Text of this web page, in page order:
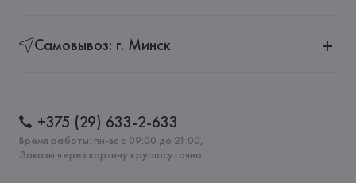
Самовывоз: г. Минск
+375 (29) 633-2-633
Время работы: пн-вс с 09:00 до 21:00,
Заказы через корзину круглосуточно